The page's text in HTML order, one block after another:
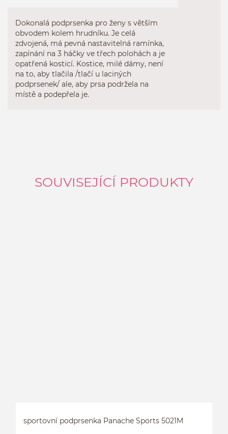
Dokonalá podprsenka pro ženy s větším
obvodem kolem hrudníku. Je celá
zdvojená, má pevná nastavitelná ramínka,
zapínání na 3 háčky ve třech polohách a je
opatřená kosticí. Kostice, milé dámy, není
na to, aby tlačila /tlačí u laciných
podprsenek/ ale, aby prsa podržela na
místě a podepřela je.
SOUVISEJÍCÍ PRODUKTY
sportovní podprsenka Panache Sports 5021M